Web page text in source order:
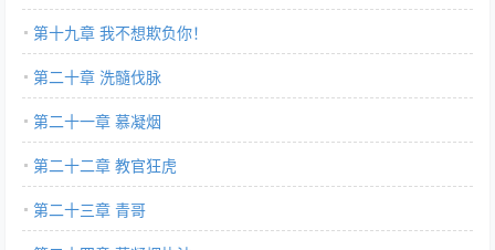
第十九章 我不想欺负你！
第二十章 洗髓伐脉
第二十一章 慕凝烟
第二十二章 教官狂虎
第二十三章 青哥